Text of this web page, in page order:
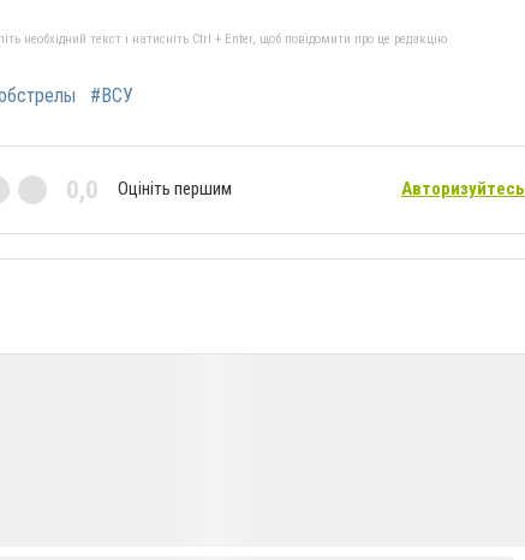
необхідний текст і натисніть Ctrl + Enter, щоб повідомити про це редакцію
#ВСУ
0,0 Оцініть першим Авторизуйтесь